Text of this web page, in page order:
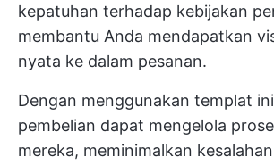
kepatuhan terhadap kebijakan
membantu Anda mendapatkan
nyata ke dalam pesanan.
Dengan menggunakan templat
pembelian dapat mengelola
mereka, meminimalkan